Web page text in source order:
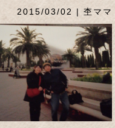
2015/03/02 | 杢ママ